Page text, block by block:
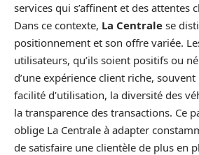
services qui s’affinent et des attentes
Dans ce contexte, La Centrale se
positionnement et son offre variée.
utilisateurs, qu’ils soient positifs ou
d’une expérience client riche,
facilité d’utilisation, la diversité des
la transparence des transactions. Ce
oblige La Centrale à adapter
de satisfaire une clientèle de plus en